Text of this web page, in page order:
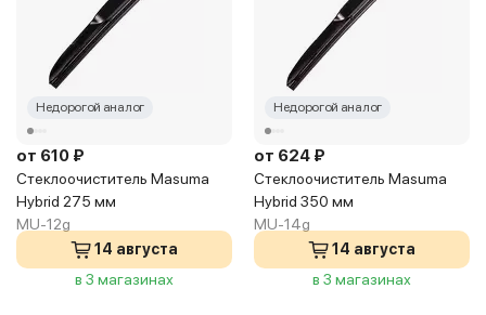
Недорогой аналог
от 610 ₽
Стеклоочиститель Masuma
Hybrid 275 мм
MU-12g
14 августа
в 3 магазинах
Недорогой аналог
от 624 ₽
Стеклоочиститель Masuma
Hybrid 350 мм
MU-14g
14 августа
в 3 магазинах